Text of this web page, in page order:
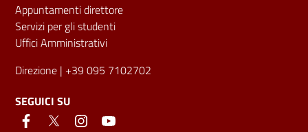
Appuntamenti direttore
Servizi per gli studenti
Uffici Amministrativi
Direzione | +39 095 7102702
SEGUICI SU